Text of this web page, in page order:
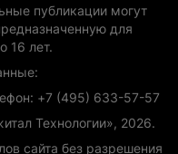
публикации могут
для
16 лет.
+7 (495) 633-57-57
Технологии», 2026.
сайта без разрешения